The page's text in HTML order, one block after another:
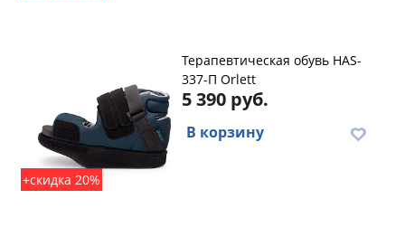
+скидка 20%
Терапевтическая обувь HAS-
337-П Orlett
5 390 руб.
В корзину